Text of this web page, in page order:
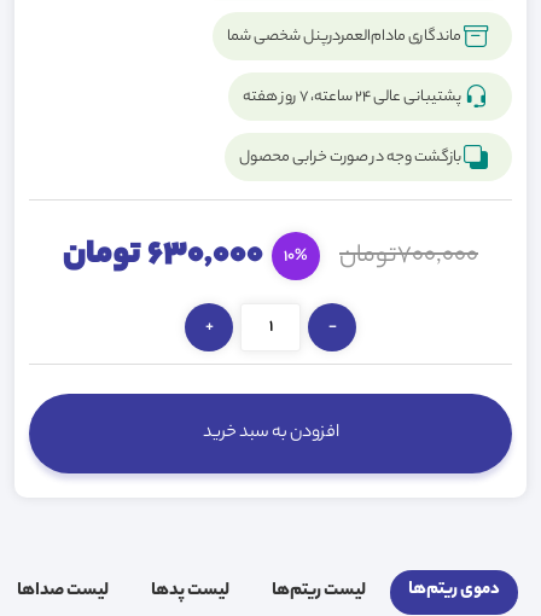
ماندگاری مادام‌العمردرپنل شخصی شما
پشتیبانی عالی ۲۴ ساعته، ۷ روز هفته
بازگشت وجه در صورت خرابی محصول
700,000تومان 10% 630,000 تومان
-
+
افزودن به سبد خرید
دموی ریتم‌ها لیست ریتم‌ها لیست پد‌ها لیست صدا‌ها